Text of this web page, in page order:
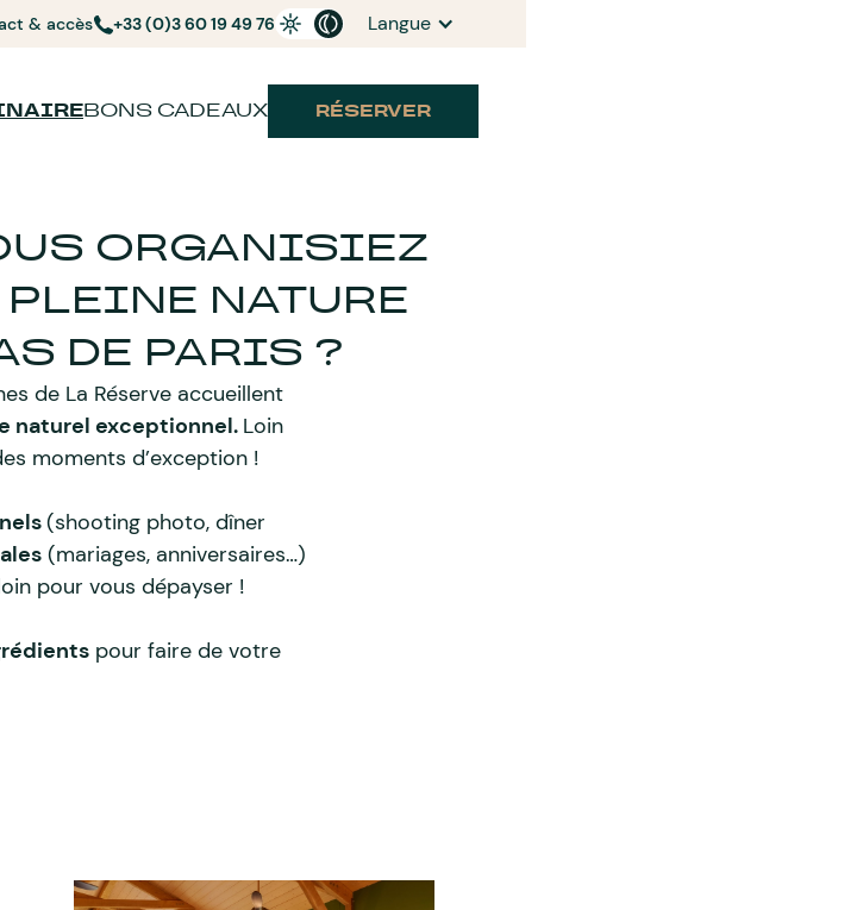
& accès +33 (0)3 60 19 49 76 Langue
BONS CADEAUX RÉSERVER
ORGANISIEZ
NATURE
DE PARIS ?
de La Réserve accueillent
naturel exceptionnel. Loin
moments d’exception !
(shooting photo, dîner
(mariages, anniversaires…)
pour vous dépayser !
pour faire de votre